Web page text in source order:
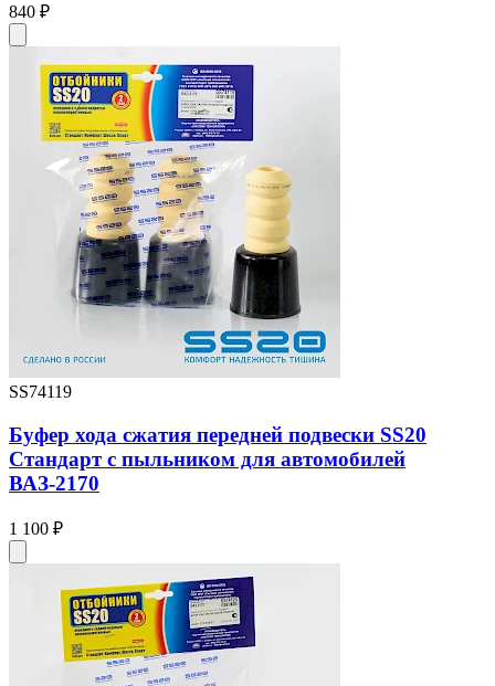
840 ₽
SS74119
Буфер хода сжатия передней подвески SS20
Стандарт с пыльником для автомобилей
ВАЗ-2170
1 100 ₽